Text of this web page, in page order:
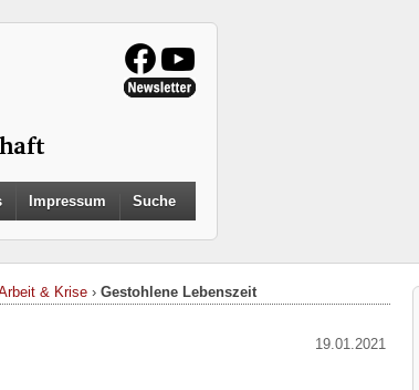
Impressum Suche
& Krise › Gestohlene Lebenszeit
19.01.2021